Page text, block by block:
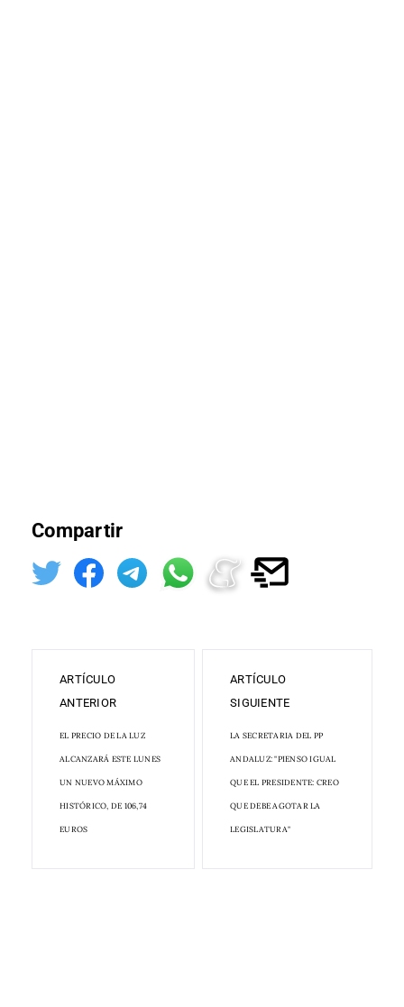
Compartir
ARTÍCULO
ANTERIOR
EL PRECIO DE LA LUZ
ALCANZARÁ ESTE LUNES
UN NUEVO MÁXIMO
HISTÓRICO, DE 106,74
EUROS
ARTÍCULO
SIGUIENTE
LA SECRETARIA DEL PP
ANDALUZ: "PIENSO IGUAL
QUE EL PRESIDENTE: CREO
QUE DEBE AGOTAR LA
LEGISLATURA"